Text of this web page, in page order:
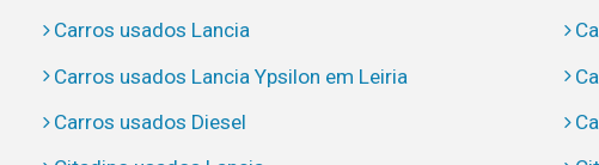
Carros usados Lancia
Carros usados Lancia Ypsilon em Leiria
Carros usados Diesel